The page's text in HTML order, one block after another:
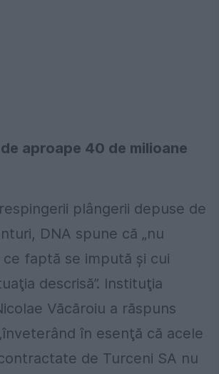
aproape 40 de milioane
plângerii depuse de
DNA spune că „nu
faptă se impută şi cui
descrisă”. Instituţia
Văcăroiu a răspuns
în esenţă că acele
de Turceni SA nu